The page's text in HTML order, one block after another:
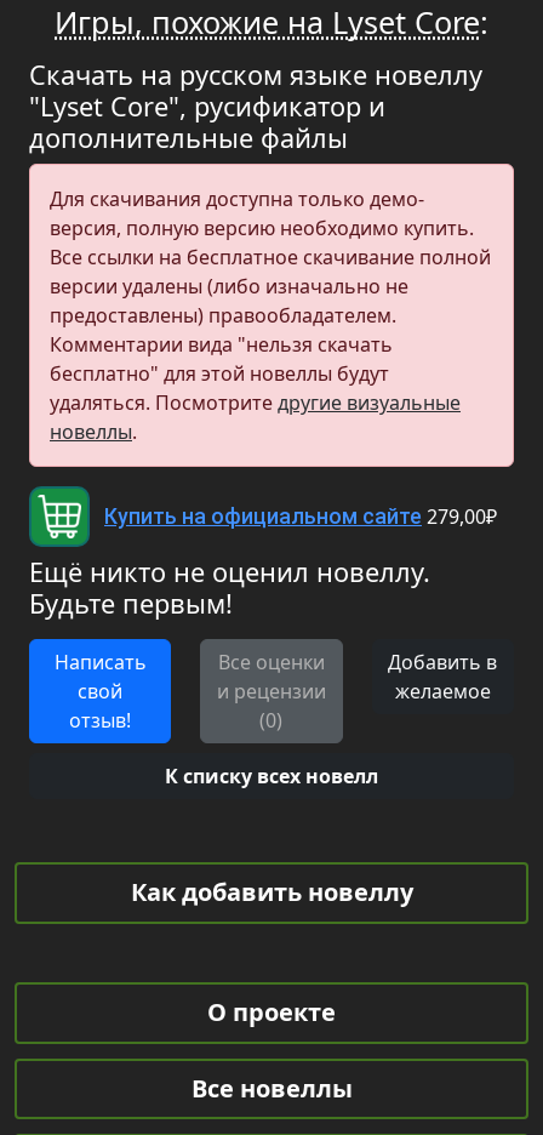
Игры, похожие на Lyset Core:
Скачать на русском языке новеллу
"Lyset Core", русификатор и
дополнительные файлы
Для скачивания доступна только демо-
версия, полную версию необходимо купить.
Все ссылки на бесплатное скачивание полной
версии удалены (либо изначально не
предоставлены) правообладателем.
Комментарии вида "нельзя скачать
бесплатно" для этой новеллы будут
удаляться. Посмотритедругие визуальные
новеллы.
Купить на официальном сайте 279,00₽
Ещё никто не оценил новеллу.
Будьте первым!
Написать
свой
отзыв!
Все оценки
и рецензии
(0)
Добавить в
желаемое
К списку всех новелл
Как добавить новеллу
О проекте
Все новеллы